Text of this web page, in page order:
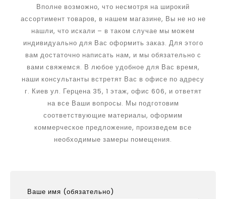
Вполне возможно, что несмотря на широкий
ассортимент товаров, в нашем магазине, Вы не но не
нашли, что искали – в таком случае мы можем
индивидуально для Вас оформить заказ. Для этого
вам достаточно написать нам, и мы обязательно с
вами свяжемся. В любое удобное для Вас время,
наши консультанты встретят Вас в офисе по адресу
г. Киев ул. Герцена 35, 1 этаж, офис 606, и ответят
на все Ваши вопросы. Мы подготовим
соответствующие материалы, оформим
коммерческое предложение, произведем все
необходимые замеры помещения.
Ваше имя (обязательно)